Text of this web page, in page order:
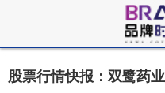
股票行情快报：双鹭药